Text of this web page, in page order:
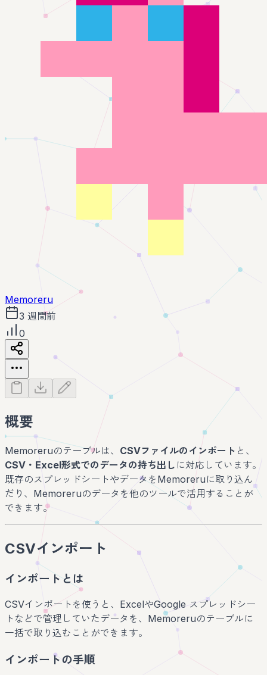
Memoreru
3 週間前
0
概要
Memoreruのテーブルは、 CSVファイルのインポート と、
CSV・Excel形式でのデータの持ち出し に対応しています。
既存のスプレッドシートやデータをMemoreruに取り込ん
だり、Memoreruのデータを他のツールで活用することが
できます。
CSVインポート
インポートとは
CSVインポートを使うと、ExcelやGoogle スプレッドシー
トなどで管理していたデータを、Memoreruのテーブルに
一括で取り込むことができます。
インポートの手順